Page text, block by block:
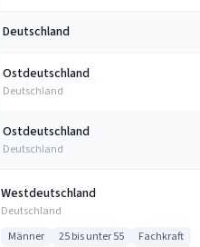
Deutschland
Ostdeutschland
Deutschland
Ostdeutschland
Deutschland
Westdeutschland
Deutschland
Männer 25 bis unter 55 Fachkraft